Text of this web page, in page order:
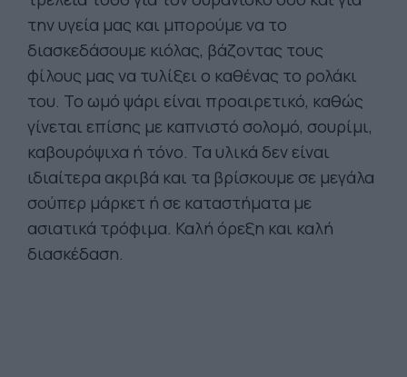
την υγεία μας και μπορούμε να το
διασκεδάσουμε κιόλας, βάζοντας τους
φίλους μας να τυλίξει ο καθένας το ρολάκι
του. Το ωμό ψάρι είναι προαιρετικό, καθώς
γίνεται επίσης με καπνιστό σολομό, σουρίμι,
καβουρόψιχα ή τόνο. Τα υλικά δεν είναι
ιδιαίτερα ακριβά και τα βρίσκουμε σε μεγάλα
σούπερ μάρκετ ή σε καταστήματα με
ασιατικά τρόφιμα. Καλή όρεξη και καλή
διασκέδαση.